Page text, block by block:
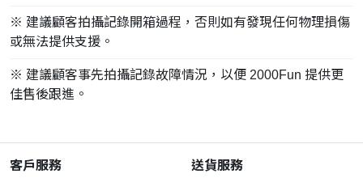
※ 建議顧客拍攝記錄開箱過程，否則如有發現任何物理損傷
或無法提供支援。
※ 建議顧客事先拍攝記錄故障情況，以便 2000Fun 提供更
佳售後跟進。
客戶服務 送貨服務